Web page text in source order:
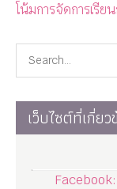
โน้มการจัดการเรีย
เว็บไซต์ที่เกี่ยว